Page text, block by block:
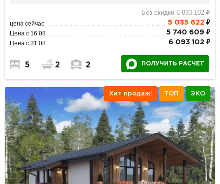
Без скидки 6 093 102 ₽
цена сейчас 5 035 622 ₽
Цена с 16.08 5 740 609 ₽
Цена с 31.08 6 093 102 ₽
5 2 2 ПОЛУЧИТЬ РАСЧЕТ
Хит продаж! ТОП ЭКО